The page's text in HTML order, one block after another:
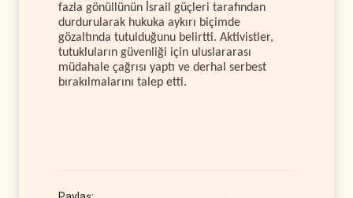
fazla gönüllünün İsrail güçleri tarafından
durdurularak hukuka aykırı biçimde
gözaltında tutulduğunu belirtti. Aktivistler,
tutukluların güvenliği için uluslararası
müdahale çağrısı yaptı ve derhal serbest
bırakılmalarını talep etti.